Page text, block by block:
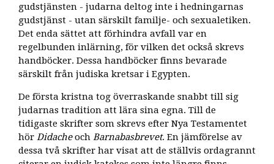
gudstjänsten - judarna deltog inte i hedningarnas
gudstjänst - utan särskilt familje- och sexualetiken.
Det enda sättet att förhindra avfall var en
regelbunden inlärning, för vilken det också skrevs
handböcker. Dessa handböcker finns bevarade
särskilt från judiska kretsar i Egypten.
De första kristna tog överraskande snabbt till sig
judarnas tradition att lära sina egna. Till de
tidigaste skrifter som skrevs efter Nya Testamentet
hör Didacheoch Barnabasbrevet. En jämförelse av
dessa två skrifter har visat att de ställvis ordagrannt